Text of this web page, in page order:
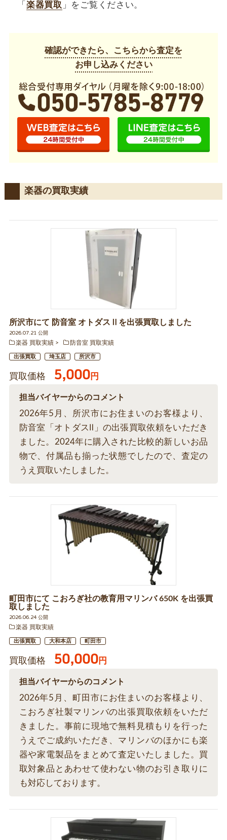
「 楽器買取 」をご覧ください。
確認ができたら、こちらから査定を
お申し込みください
楽器の買取実績
所沢市にて 防音室 オトダスⅡを出張買取しました
2026.07.21 公開
楽器 買取実績
防音室 買取実績
出張買取 埼玉店 所沢市
買取価格 5,000円
担当バイヤーからのコメント
2026年5月、所沢市にお住まいのお客様より、
防音室「オトダスⅡ」の出張買取依頼をいただき
ました。2024年に購入された比較的新しいお品
物で、付属品も揃った状態でしたので、査定の
うえ買取いたしました。
町田市にて こおろぎ社の教育用マリンバ 650K を出張買
取しました
2026.06.24 公開
楽器 買取実績
出張買取 大和本店 町田市
買取価格 50,000円
担当バイヤーからのコメント
2026年5月、町田市にお住まいのお客様より、
こおろぎ社製マリンバの出張買取依頼をいただ
きました。事前に現地で無料見積もりを行った
うえでご成約いただき、マリンバのほかにも楽
器や家電製品をまとめて査定いたしました。買
取対象品とあわせて使わない物のお引き取りに
も対応しております。